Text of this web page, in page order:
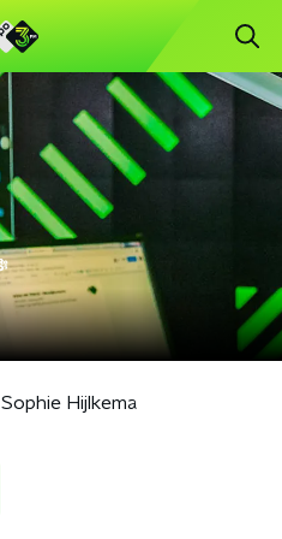
Sophie Hijlkema